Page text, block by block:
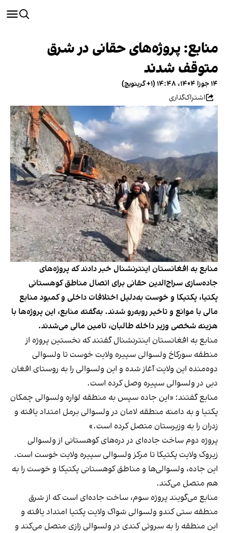
منابع: پروژه‌های حقانی در شرق
متوقف شدند
۱۴ جوزا ۱۴۰۴، ۱۴:۴۸ (‎+۱ گرینویچ)
اشتراک‌گذاری
منابع به افغانستان اینترنشنال خبر دادند که پروژه‌های
جاده‌سازی سراج‌الدین حقانی برای اتصال مناطق کوهستانی
پکتیا، پکتیکا و خوست به‌دلیل اختلافات داخلی و کمبود منابع
مالی با موانع و تاخیر روبه‌رو شدند. به‌گفته منابع، این پروژه‌ها با
هزینه شخصی وزیر داخله طالبان، تامین مالی می‌شدند.
منابع به افغانستان اینترنشنال گفتند که نخستین پروژه از
منطقه سورکاخ ولسوالی سپیره ولایت خوست تا ولسوالی
دوه‌منده این ولایت آغاز شده و این ولسوالی را به روستای افغان
دبی در ولسوالی سپیره وصل کرده است.
منابع گفتند: «این جاده سپس به منطقه لواره ولسوالی چمکان
پکتیا و به دامنه منطقه لامان در ولسوالی برمل امتداد یافته و
زدران را به وزیرستان متصل کرده است.»
پروژه دوم ساخت جاده‌ای در دره‌های کوهستانی از ولسوالی
زیروک ولایت پکتیکا تا مرکز ولسوالی سپیره ولایت خوست است.
این جاده، ولسوالی‌ها و مناطق کوهستانی پکتیکا و خوست را به
هم متصل می‌کند.
منابع می‌گویند پروژه سوم، ساخت جاده‌ای است که از شرق
منطقه ستی کندو ولسوالی شواک ولایت پکتیا امتداد یافته و
این منطقه را به سروتی کندی در ولسوالی زازی متصل می‌کند و